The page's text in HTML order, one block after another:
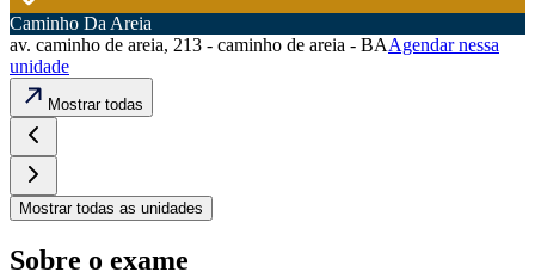
Caminho Da Areia
av. caminho de areia, 213 - caminho de areia - BAAgendar nessa
unidade
Mostrar todas
Mostrar todas as unidades
Sobre o exame